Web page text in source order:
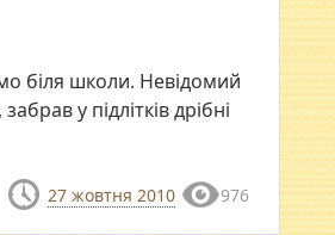
біля школи. Невідомий
у підлітків дрібні
27 жовтня 2010 976